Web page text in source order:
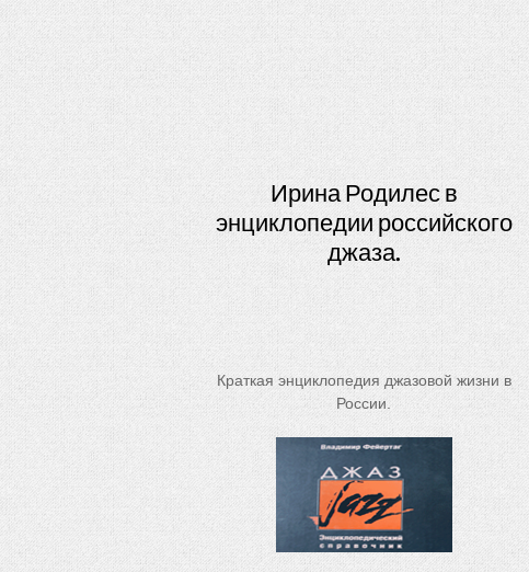
Ирина Родилес в
энциклопедии российского
джаза.
Краткая энциклопедия джазовой жизни в
России.